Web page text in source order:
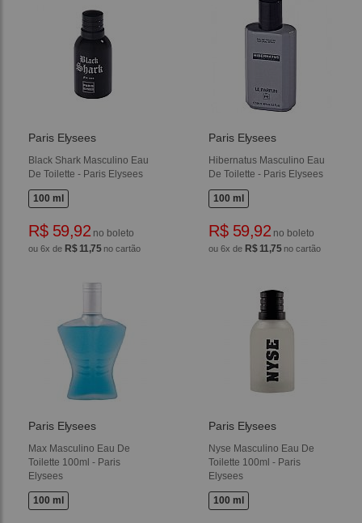
Paris Elysees
Black Shark Masculino Eau
De Toilette - Paris Elysees
100 ml
R$ 59,92 no boleto
ou 6x de R$ 11,75no cartão
Paris Elysees
Hibernatus Masculino Eau
De Toilette - Paris Elysees
100 ml
R$ 59,92 no boleto
ou 6x de R$ 11,75no cartão
Paris Elysees
Max Masculino Eau De
Toilette 100ml - Paris
Elysees
100 ml
Paris Elysees
Nyse Masculino Eau De
Toilette 100ml - Paris
Elysees
100 ml